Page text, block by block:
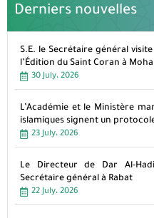
Derniers nouvelles
S.E. le Secrétaire général
l’Édition du Saint Coran à
30 July، 2026
L’Académie et le Ministère
islamiques signent un
23 July، 2026
Le Directeur de Dar Al-
Secrétaire général à Rabat
22 July، 2026